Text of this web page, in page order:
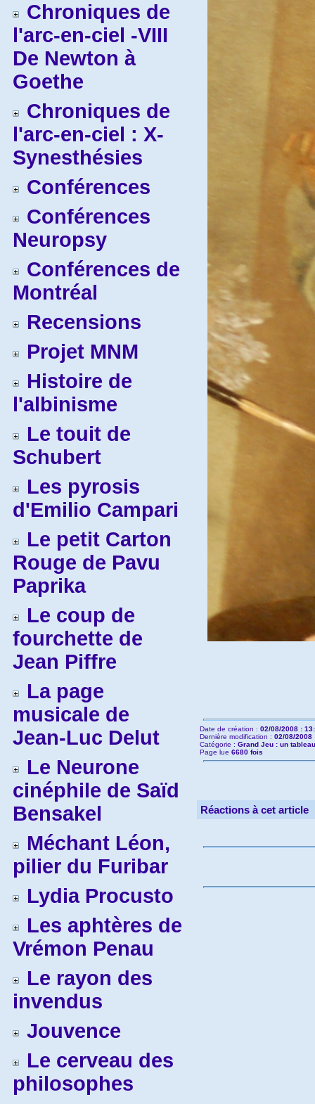
Chroniques de
l'arc-en-ciel -VIII
De Newton à
Goethe
Chroniques de
l'arc-en-ciel : X-
Synesthésies
Conférences
Conférences
Neuropsy
Conférences de
Montréal
Recensions
Projet MNM
Histoire de
l'albinisme
Le touit de
Schubert
Les pyrosis
d'Emilio Campari
Le petit Carton
Rouge de Pavu
Paprika
Le coup de
fourchette de
Jean Piffre
La page
musicale de
Jean-Luc Delut
Le Neurone
cinéphile de Saïd
Bensakel
Méchant Léon,
pilier du Furibar
Lydia Procusto
Les aphtères de
Vrémon Penau
Le rayon des
invendus
Jouvence
Le cerveau des
philosophes
Date de création : 02/08/2008 :
Dernière modification : 02/08/2008
Catégorie : Grand Jeu : un
Page lue 6680 fois
Réactions à cet article